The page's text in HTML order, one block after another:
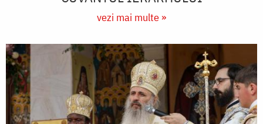
vezi mai multe »